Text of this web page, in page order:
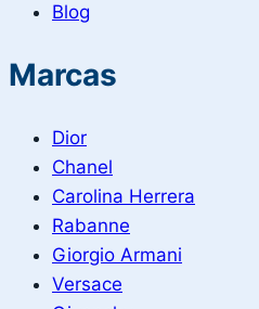
Blog
Marcas
Dior
Chanel
Carolina Herrera
Rabanne
Giorgio Armani
Versace